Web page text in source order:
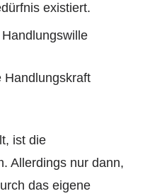
existiert.
Handlungskraft
ist die
Allerdings nur dann,
das eigene